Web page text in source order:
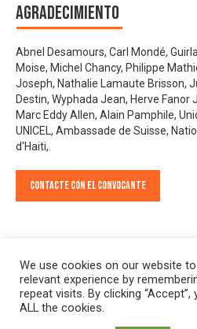
Agradecimiento
Abnel Desamours, Carl Mondé,
Moise, Michel Chancy, Philippe
Joseph, Nathalie Lamaute Brisson,
Destin, Wyphada Jean, Herve Fanor
Marc Eddy Allen, Alain Pamphile,
UNICEL, Ambassade de Suisse,
d'Haiti,.
Contacte con el convocante
We use cookies on our website
relevant experience by
repeat visits. By clicking
ALL the cookies.